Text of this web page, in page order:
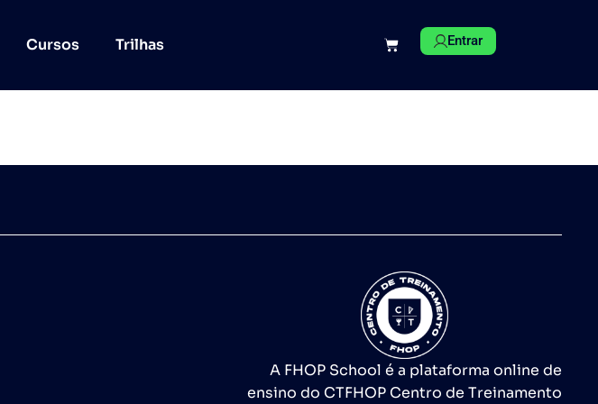
Cursos Trilhas Entrar
A FHOP School é a plataforma online de
ensino do CTFHOP Centro de Treinamento